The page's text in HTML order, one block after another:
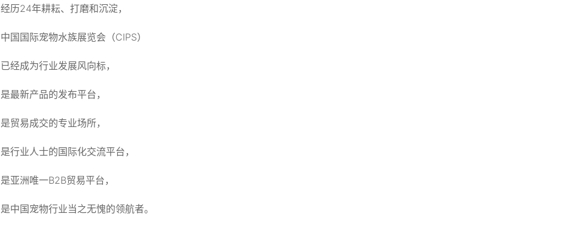
经历24年耕耘、打磨和沉淀，
中国国际宠物水族展览会（CIPS）
已经成为行业发展风向标，
是最新产品的发布平台，
是贸易成交的专业场所，
是行业人士的国际化交流平台，
是亚洲唯一B2B贸易平台，
是中国宠物行业当之无愧的领航者。